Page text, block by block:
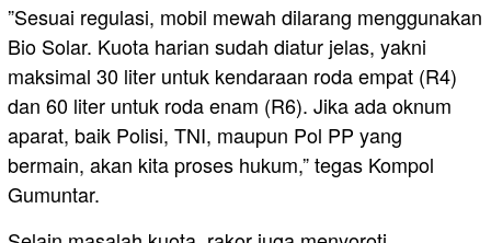
​”Sesuai regulasi, mobil mewah dilarang menggunakan
Bio Solar. Kuota harian sudah diatur jelas, yakni
maksimal 30 liter untuk kendaraan roda empat (R4)
dan 60 liter untuk roda enam (R6). Jika ada oknum
aparat, baik Polisi, TNI, maupun Pol PP yang
bermain, akan kita proses hukum,” tegas Kompol
Gumuntar.